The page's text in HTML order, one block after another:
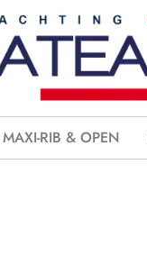
MAXI-RIB & OPEN